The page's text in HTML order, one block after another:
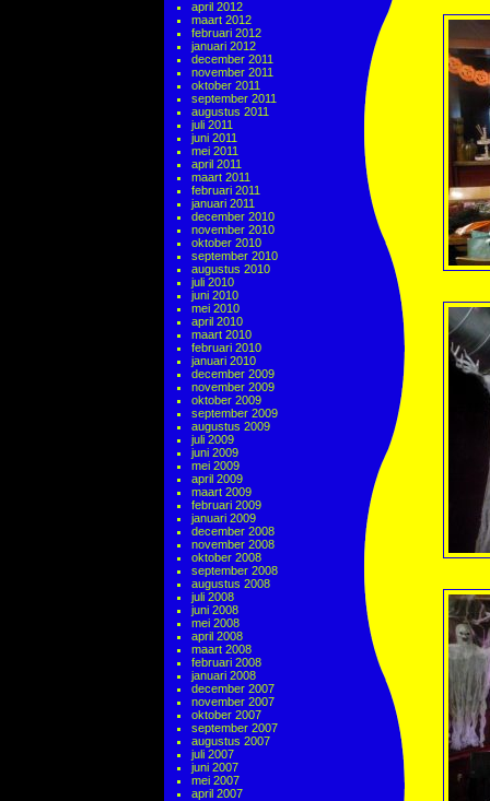
april 2012
maart 2012
februari 2012
januari 2012
december 2011
november 2011
oktober 2011
september 2011
augustus 2011
juli 2011
juni 2011
mei 2011
april 2011
maart 2011
februari 2011
januari 2011
december 2010
november 2010
oktober 2010
september 2010
augustus 2010
juli 2010
juni 2010
mei 2010
april 2010
maart 2010
februari 2010
januari 2010
december 2009
november 2009
oktober 2009
september 2009
augustus 2009
juli 2009
juni 2009
mei 2009
april 2009
maart 2009
februari 2009
januari 2009
december 2008
november 2008
oktober 2008
september 2008
augustus 2008
juli 2008
juni 2008
mei 2008
april 2008
maart 2008
februari 2008
januari 2008
december 2007
november 2007
oktober 2007
september 2007
augustus 2007
juli 2007
juni 2007
mei 2007
april 2007